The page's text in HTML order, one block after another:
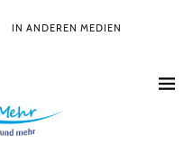
IN ANDEREN MEDIEN